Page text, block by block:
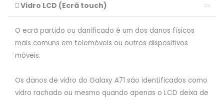
Vidro LCD (Ecrã touch)
O ecrã partido ou danificado é um dos danos físicos
mais comuns em telemóveis ou outros dispositivos
móveis.
Os danos de vidro do Galaxy A71 são identificados como
vidro rachado ou mesmo quando apenas o LCD deixa de